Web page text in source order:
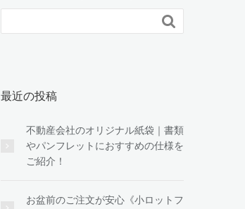

最近の投稿
不動産会社のオリジナル紙袋｜書類
やパンフレットにおすすめの仕様を
ご紹介！
お盆前のご注文が安心《小ロットフ